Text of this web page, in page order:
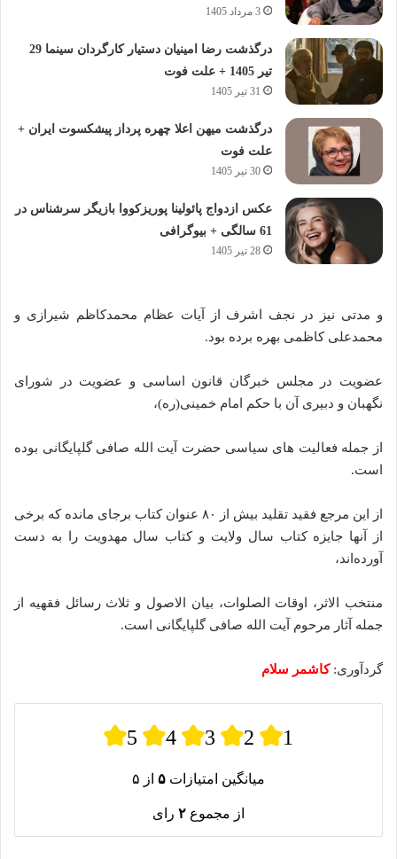
3 مرداد 1405
درگذشت رضا امینیان دستیار کارگردان سینما 29
تیر 1405 + علت فوت
31 تیر 1405
درگذشت میهن اعلا چهره پرداز پیشکسوت ایران +
علت فوت
30 تیر 1405
عکس ازدواج پائولینا پوریزکووا بازیگر سرشناس در
61 سالگی + بیوگرافی
28 تیر 1405
و مدتی نیز در نجف اشرف از آیات عظام محمدکاظم شیرازی و
محمدعلی کاظمی بهره برده بود.
عضویت در مجلس خبرگان قانون اساسی و عضویت در شورای
نگهبان و دبیری آن با حکم امام خمینی(ره)،
از جمله فعالیت های سیاسی حضرت آیت الله صافی گلپایگانی بوده
است.
از این مرجع فقید تقلید بیش از ۸۰ عنوان کتاب برجای مانده که برخی
از آنها جایزه کتاب سال ولایت و کتاب سال مهدویت را به دست
آورده‌اند،
منتخب الاثر، اوقات الصلوات، بیان الاصول و ثلاث رسائل فقهیه از
جمله آثار مرحوم آیت الله صافی گلپایگانی است.
گردآوری:کاشمر سلام
5 4 3 2 1
میانگین امتیازات ۵ از ۵
از مجموع ۲ رای